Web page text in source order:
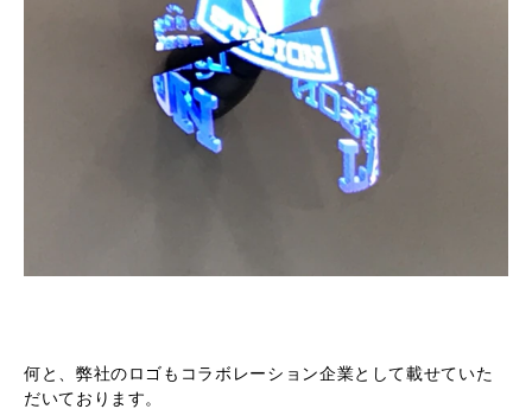
何と、弊社のロゴもコラボレーション企業として載せていた
だいております。